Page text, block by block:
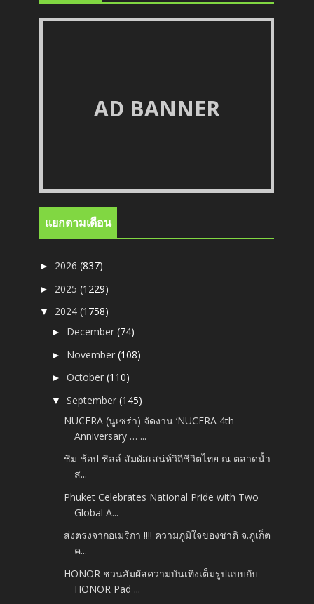
AD BANNER
แยกตามเดือน
► 2026(837)
► 2025(1229)
▼ 2024(1758)
► December(74)
► November(108)
►October(110)
▼September(145)
NUCERA (นูเซร่า) จัดงาน ‘NUCERA 4th
Anniversary … ...
ชิม ช้อป ชิลล์ สัมผัสเสน่ห์วิถีชีวิตไทย ณ ตลาดน้ำ
ส...
Phuket Celebrates National Pride with Two
Global A...
ส่งตรงจากอเมริกา !!!! ความภูมิใจของชาติ จ.ภูเก็ต
ค...
HONOR ชวนสัมผัสความบันเทิงเต็มรูปแบบกับ
HONOR Pad ...